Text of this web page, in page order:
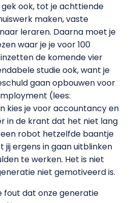
ook, tot je achttiende
maken, vaste
leraren. Daarna moet je
waar je je voor 100
de komende vier
studie ook, want je
gaan opbouwen voor
(lees:
kies je voor accountancy en
in de krant dat het niet lang
robot hetzelfde baantje
jij ergens in gaan uitblinken
te werken. Het is niet
niet gemotiveerd is.
fout dat onze generatie